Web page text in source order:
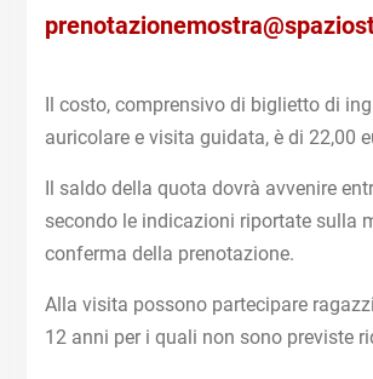
Il costo, comprensivo di biglietto di
auricolare e visita guidata, è di 22,00
Il saldo della quota dovrà avvenire
secondo le indicazioni riportate sulla
conferma della prenotazione.
Alla visita possono partecipare
12 anni per i quali non sono previste